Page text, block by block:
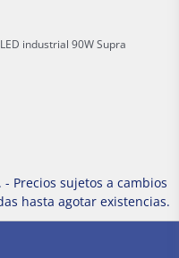
industrial 90W Supra
Precios sujetos a cambios
hasta agotar existencias.